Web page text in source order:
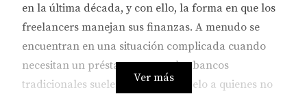
en la última década, y con ello, la forma en que los
freelancers manejan sus finanzas. A menudo se
encuentran en una situación complicada cuando
necesitan un préstamo, ya que los bancos
tradicionales suelen mirar con recelo a quienes no
Ver más